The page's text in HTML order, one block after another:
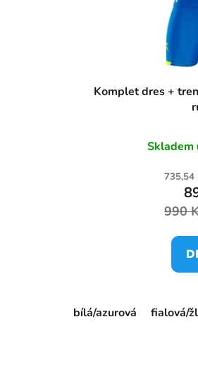
Komplet dres +
Skladem
735,54
990
bílá/azurová fialová/